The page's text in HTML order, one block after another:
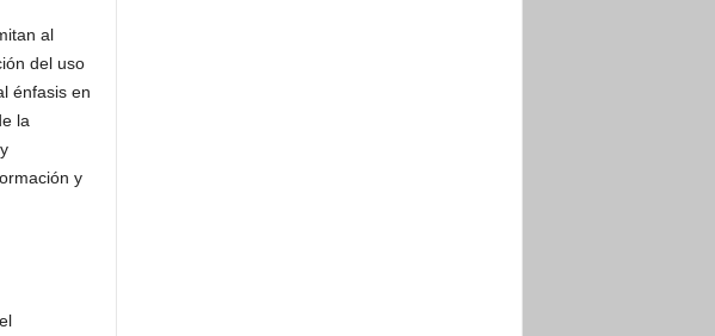
al
del uso
énfasis en
la
y